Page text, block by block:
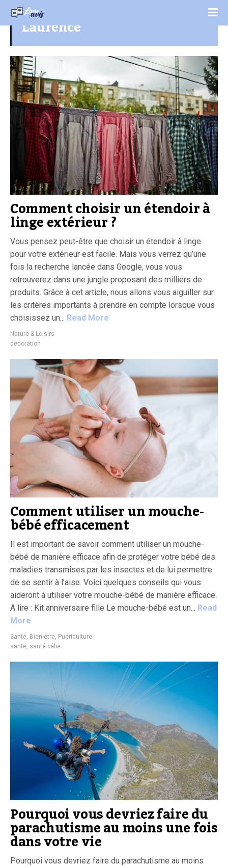
Laurence
Comment choisir un étendoir à
linge extérieur ?
Vous pensez peut-être que choisir un étendoir à linge
pour votre extérieur est facile. Mais vous verrez qu’une
fois la recherche lancée dans Google, vous vous
retrouverez dans une jungle proposant des milliers de
produits. Grâce à cet article, nous allons vous aiguiller sur
les critères importants à prendre en compte lorsque vous
choisissez un... Read More
Nature & Loisirs
decoration
Comment utiliser un mouche-
bébé efficacement
Il est important de savoir comment utiliser un mouche-
bébé de manière efficace afin de protéger votre bébé des
maladies transmises par les insectes et de lui permettre
de se sentir à l’aise. Voici quelques conseils qui vous
aideront à utiliser votre mouche-bébé de manière efficace.
A lire : Kit anniversaire fille Le mouche-bébé est un... Read
More
Santé, Bien-être, Puériculture
santé, santé bébé
Pourquoi vous devriez faire du
parachutisme au moins une fois
dans votre vie
Pourquoi vous devriez faire du parachutisme au moins